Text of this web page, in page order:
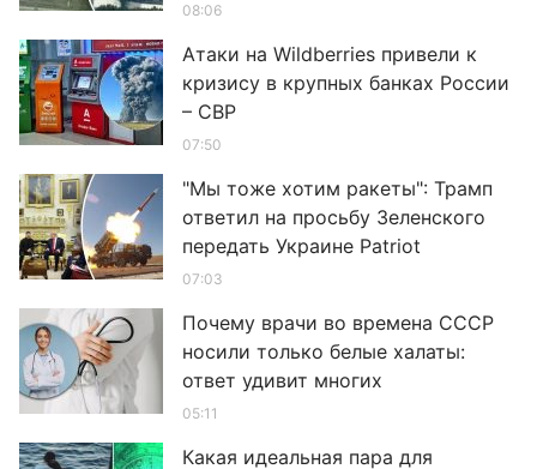
08:06
Атаки на Wildberries привели к
кризису в крупных банках России
– СВР
07:50
"Мы тоже хотим ракеты": Трамп
ответил на просьбу Зеленского
передать Украине Patriot
07:03
Почему врачи во времена СССР
носили только белые халаты:
ответ удивит многих
05:11
Какая идеальная пара для